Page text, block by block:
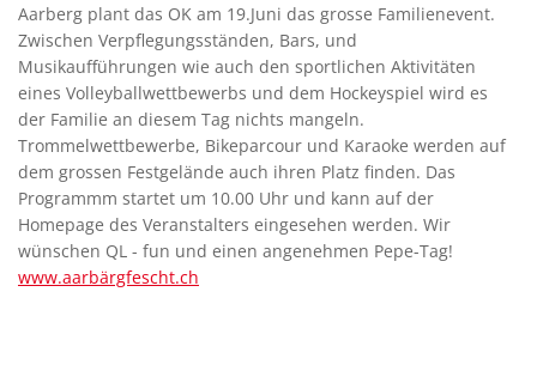
Aarberg plant das OK am 19.Juni das grosse Familienevent.
Zwischen Verpflegungsständen, Bars, und
Musikaufführungen wie auch den sportlichen Aktivitäten
eines Volleyballwettbewerbs und dem Hockeyspiel wird es
der Familie an diesem Tag nichts mangeln.
Trommelwettbewerbe, Bikeparcour und Karaoke werden auf
dem grossen Festgelände auch ihren Platz finden. Das
Programmm startet um 10.00 Uhr und kann auf der
Homepage des Veranstalters eingesehen werden. Wir
wünschen QL - fun und einen angenehmen Pepe-Tag!
www.aarbärgfescht.ch